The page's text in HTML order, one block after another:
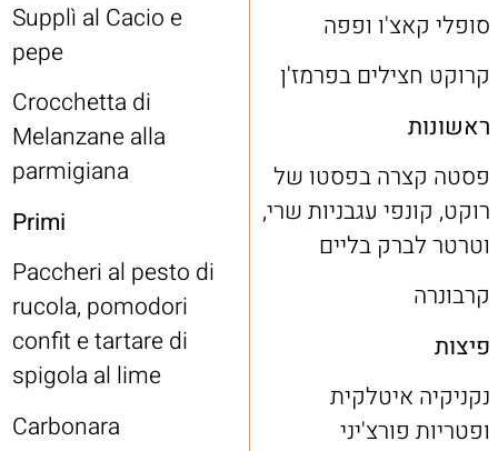
סופלי קאצ'ו ופפה
קרוקט חצילים בפרמז'ן
ראשונות
פסטה קצרה בפסטו של
רוקט, קונפי עגבניות שרי,
וטרטר לברק בליים
קרבונרה
פיצות
נקניקיה איטלקית
ופטריות פורצ'יני
Supplì al Cacio e
pepe
Crocchetta di
Melanzane alla
parmigiana
Primi
Paccheri al pesto di
rucola, pomodori
confit e tartare di
spigola al lime
Carbonara